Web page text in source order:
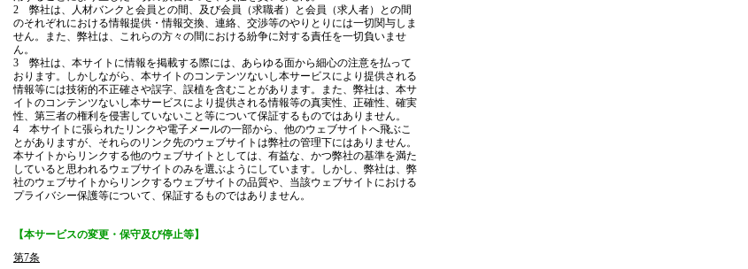
2 弊社は、人材バンクと会員との間、及び会員（求職者）と会員（求人者）との間
のそれぞれにおける情報提供・情報交換、連絡、交渉等のやりとりには一切関与しま
せん。また、弊社は、これらの方々の間における紛争に対する責任を一切負いませ
ん。
3 弊社は、本サイトに情報を掲載する際には、あらゆる面から細心の注意を払って
おります。しかしながら、本サイトのコンテンツないし本サービスにより提供される
情報等には技術的不正確さや誤字、誤植を含むことがあります。また、弊社は、本サ
イトのコンテンツないし本サービスにより提供される情報等の真実性、正確性、確実
性、第三者の権利を侵害していないこと等について保証するものではありません。
4 本サイトに張られたリンクや電子メールの一部から、他のウェブサイトへ飛ぶこ
とがありますが、それらのリンク先のウェブサイトは弊社の管理下にはありません。
本サイトからリンクする他のウェブサイトとしては、有益な、かつ弊社の基準を満た
していると思われるウェブサイトのみを選ぶようにしています。しかし、弊社は、弊
社のウェブサイトからリンクするウェブサイトの品質や、当該ウェブサイトにおける
プライバシー保護等について、保証するものではありません。
【本サービスの変更・保守及び停止等】
第7条